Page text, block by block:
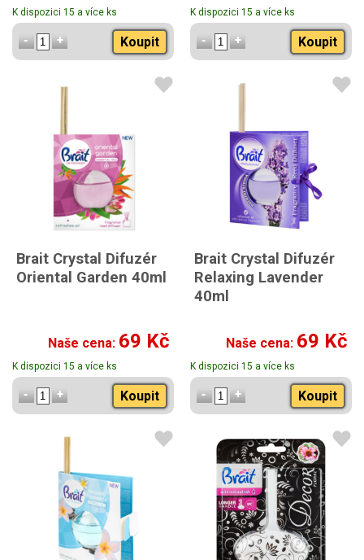
K dispozici 15 a více ks
Koupit
K dispozici 15 a více ks
Koupit
Brait Crystal Difuzér
Oriental Garden 40ml
Naše cena: 69 Kč
K dispozici 15 a více ks
Koupit
Brait Crystal Difuzér
Relaxing Lavender
40ml
Naše cena: 69 Kč
K dispozici 15 a více ks
Koupit